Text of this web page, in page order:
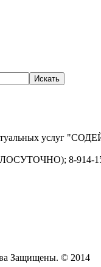
услуг
8-914-
Защищены. © 2014